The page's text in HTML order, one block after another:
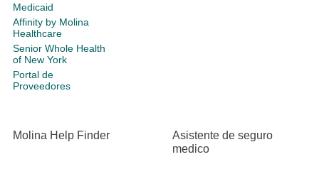
Medicaid
Affinity by Molina
Healthcare
Senior Whole Health
of New York
Portal de
Proveedores
Molina Help Finder
Asistente de seguro
medico